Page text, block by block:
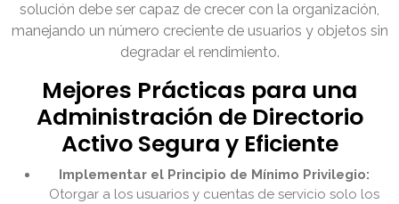
solución debe ser capaz de crecer con la organización,
manejando un número creciente de usuarios y objetos sin
degradar el rendimiento.
Mejores Prácticas para una
Administración de Directorio
Activo Segura y Eficiente
Implementar el Principio de Mínimo Privilegio:
Otorgar a los usuarios y cuentas de servicio solo los